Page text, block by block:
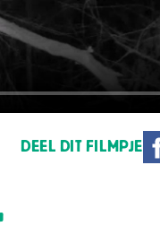
DEEL DIT FILMPJE